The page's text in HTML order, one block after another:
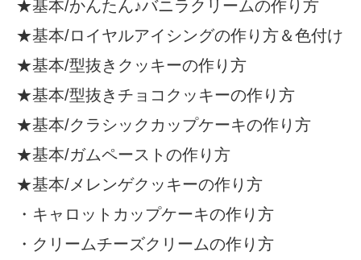
★基本/かんたん♪バニラクリームの作り方
★基本/ロイヤルアイシングの作り方＆色付け
★基本/型抜きクッキーの作り方
★基本/型抜きチョコクッキーの作り方
★基本/クラシックカップケーキの作り方
★基本/ガムペーストの作り方
★基本/メレンゲクッキーの作り方
・ キャロットカップケーキの作り方
・ クリームチーズクリームの作り方